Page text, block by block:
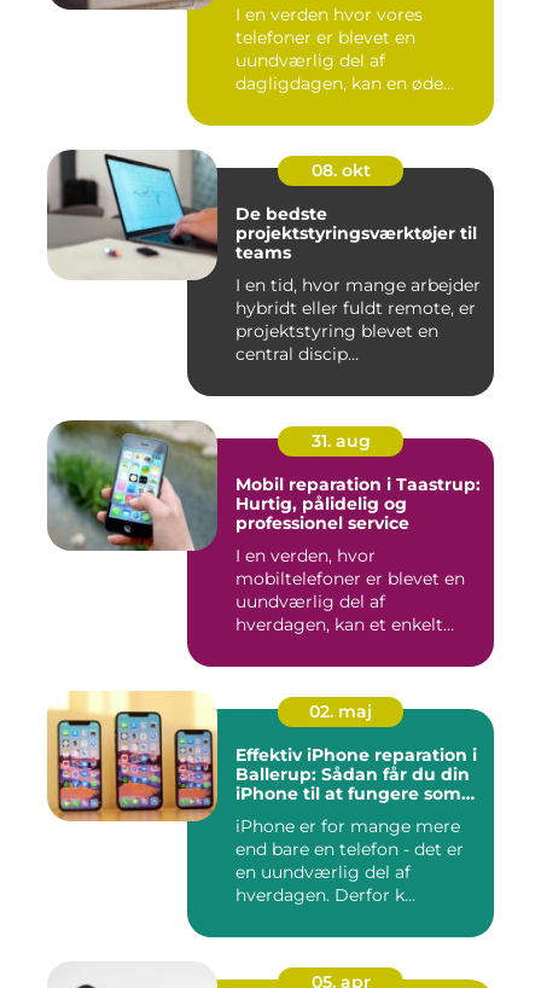
I en verden hvor vores
telefoner er blevet en
uundværlig del af
dagligdagen, kan en øde...
08. okt
De bedste
projektstyringsværktøjer til
teams
I en tid, hvor mange arbejder
hybridt eller fuldt remote, er
projektstyring blevet en
central discip...
31. aug
Mobil reparation i Taastrup:
Hurtig, pålidelig og
professionel service
I en verden, hvor
mobiltelefoner er blevet en
uundværlig del af
hverdagen, kan et enkelt
02. maj
Effektiv iPhone reparation i
Ballerup: Sådan får du din
iPhone til at fungere som
iPhone er for mange mere
end bare en telefon - det er
en uundværlig del af
hverdagen. Derfor k...
05. apr